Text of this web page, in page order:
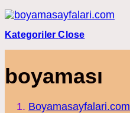
Skip
to
content
Kategoriler Close
boyaması
Boyamasayfalari.com